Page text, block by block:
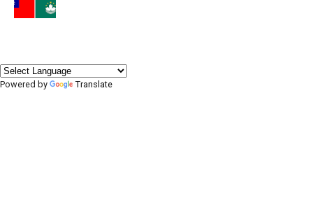
Powered by Translate